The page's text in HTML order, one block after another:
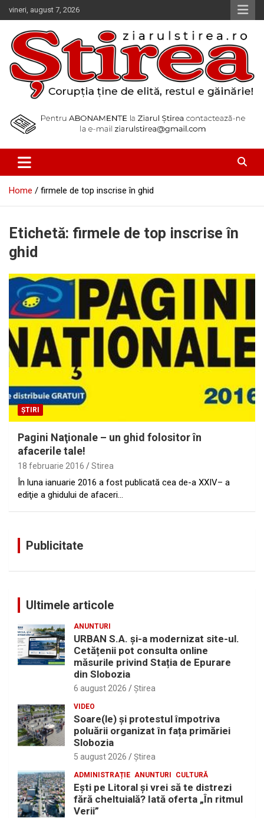
Skip
to
content
vineri, august 7, 2026
Ziarul Știrea
Home firmele de top inscrise în ghid
Etichetă: firmele de top inscrise în
ghid
ȘTIRI
Pagini Naţionale – un ghid folositor în
afacerile tale!
18 februarie 2016 Stirea
În luna ianuarie 2016 a fost publicată cea de-a XXIV– a
ediţie a ghidului de afaceri…
Publicitate
Ultimele articole
ANUNTURI
URBAN S.A. și-a modernizat site-ul.
Cetățenii pot consulta online
măsurile privind Stația de Epurare
din Slobozia
6 august 2026 Ştirea
VIDEO
Soare(le) și protestul împotriva
poluării organizat în fața primăriei
Slobozia
5 august 2026 Ştirea
ADMINISTRAȚIE ANUNTURI CULTURĂ
Eşti pe Litoral şi vrei să te distrezi
fără cheltuială? Iată oferta „În ritmul
Verii”